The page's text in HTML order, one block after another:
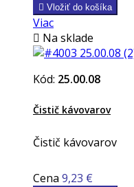
 Vložiť do košíka
Viac
 Na sklade
Kód: 25.00.08
Čistič kávovarov
Čistič kávovarov
Cena 9,23 €